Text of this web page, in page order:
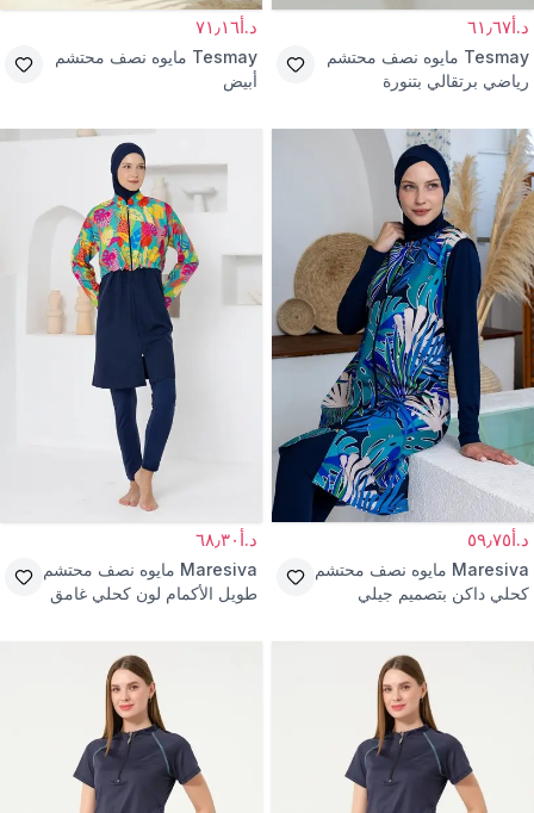
د.أ٦١٫٦٧
Tesmay مايوه نصف محتشم
رياضي برتقالي بتنورة
د.أ٧١٫١٦
Tesmay مايوه نصف محتشم
أبيض
د.أ٥٩٫٧٥
Maresiva مايوه نصف محتشم
كحلي داكن بتصميم جيلي
د.أ٦٨٫٣٠
Maresiva مايوه نصف محتشم
طويل الأكمام لون كحلي غامق